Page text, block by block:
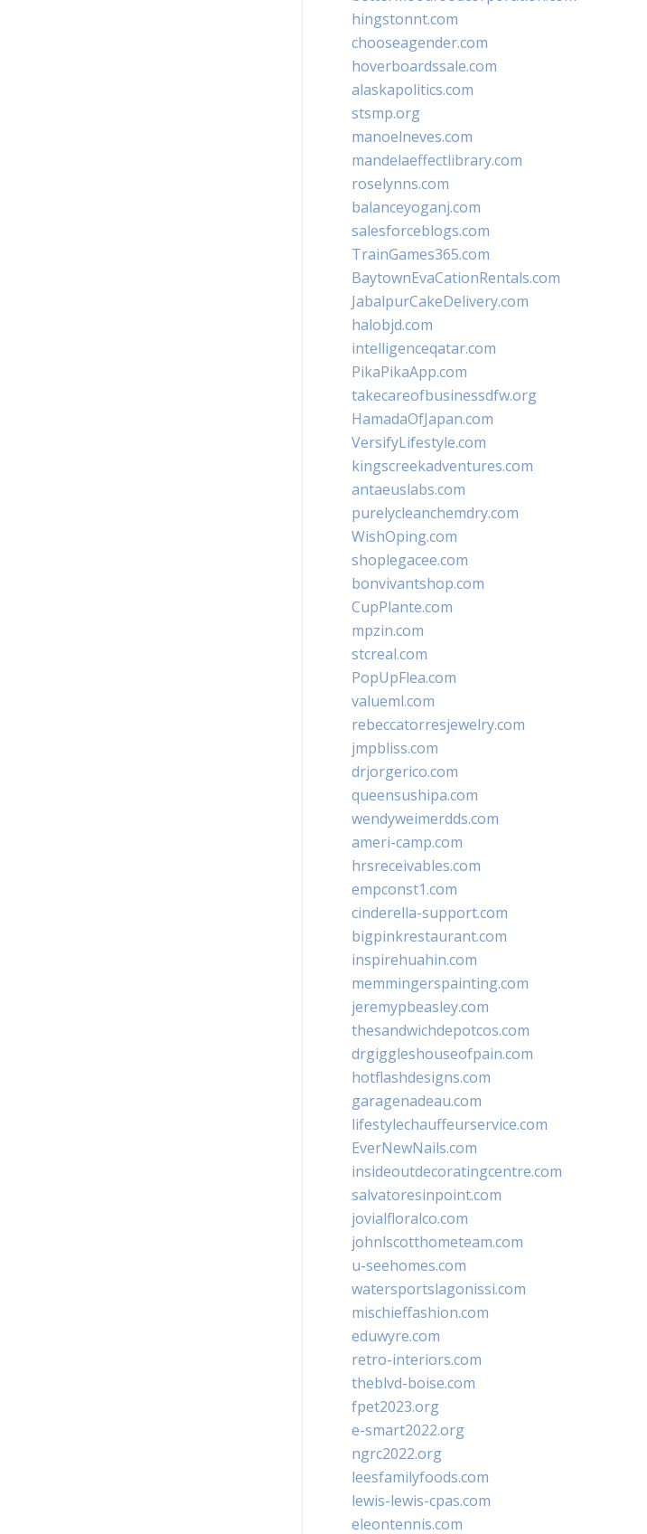
hingstonnt.com
chooseagender.com
hoverboardssale.com
alaskapolitics.com
stsmp.org
manoelneves.com
mandelaeffectlibrary.com
roselynns.com
balanceyoganj.com
salesforceblogs.com
TrainGames365.com
BaytownEvaCationRentals.com
JabalpurCakeDelivery.com
halobjd.com
intelligenceqatar.com
PikaPikaApp.com
takecareofbusinessdfw.org
HamadaOfJapan.com
VersifyLifestyle.com
kingscreekadventures.com
antaeuslabs.com
purelycleanchemdry.com
WishOping.com
shoplegacee.com
bonvivantshop.com
CupPlante.com
mpzin.com
stcreal.com
PopUpFlea.com
valueml.com
rebeccatorresjewelry.com
jmpbliss.com
drjorgerico.com
queensushipa.com
wendyweimerdds.com
ameri-camp.com
hrsreceivables.com
empconst1.com
cinderella-support.com
bigpinkrestaurant.com
inspirehuahin.com
memmingerspainting.com
jeremypbeasley.com
thesandwichdepotcos.com
drgiggleshouseofpain.com
hotflashdesigns.com
garagenadeau.com
lifestylechauffeurservice.com
EverNewNails.com
insideoutdecoratingcentre.com
salvatoresinpoint.com
jovialfloralco.com
johnlscotthometeam.com
u-seehomes.com
watersportslagonissi.com
mischieffashion.com
eduwyre.com
retro-interiors.com
theblvd-boise.com
fpet2023.org
e-smart2022.org
ngrc2022.org
leesfamilyfoods.com
lewis-lewis-cpas.com
eleontennis.com